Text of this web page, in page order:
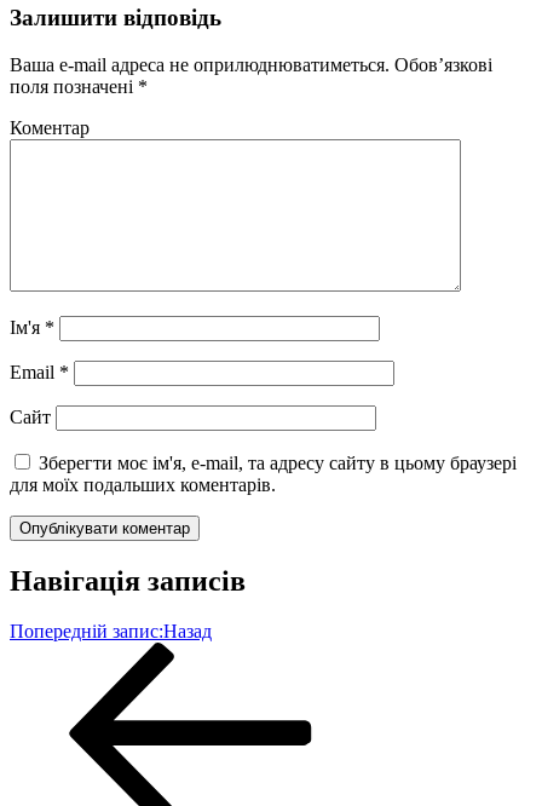
Залишити відповідь
Ваша e-mail адреса не оприлюднюватиметься. Обов’язкові
поля позначені *
Коментар
Ім'я *
Email *
Сайт
Зберегти моє ім'я, e-mail, та адресу сайту в цьому браузері
для моїх подальших коментарів.
Навігація записів
Попередній запис:Назад